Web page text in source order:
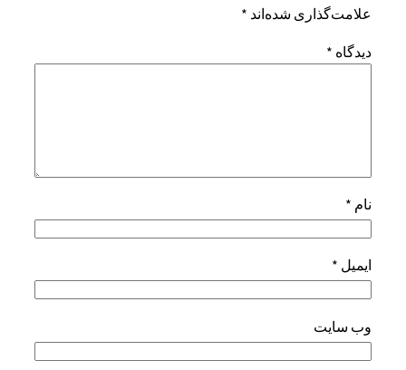
علامت‌گذاری شده‌اند *
دیدگاه *
نام *
ایمیل *
وب‌ سایت